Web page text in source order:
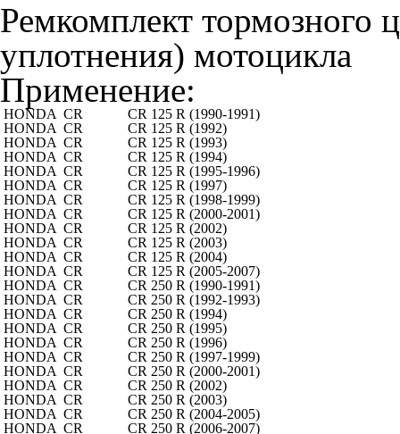
Ремкомплект тормозного
уплотнения) мотоцикла
Применение:
HONDA CR
CR 125 R (1990-1991)
HONDA CR
CR 125 R (1992)
HONDA CR
CR 125 R (1993)
HONDA CR
CR 125 R (1994)
HONDA CR
CR 125 R (1995-1996)
HONDA CR
CR 125 R (1997)
HONDA CR
CR 125 R (1998-1999)
HONDA CR
CR 125 R (2000-2001)
HONDA CR
CR 125 R (2002)
HONDA CR
CR 125 R (2003)
HONDA CR
CR 125 R (2004)
HONDA CR
CR 125 R (2005-2007)
HONDA CR
CR 250 R (1990-1991)
HONDA CR
CR 250 R (1992-1993)
HONDA CR
CR 250 R (1994)
HONDA CR
CR 250 R (1995)
HONDA CR
CR 250 R (1996)
HONDA CR
CR 250 R (1997-1999)
HONDA CR
CR 250 R (2000-2001)
HONDA CR
CR 250 R (2002)
HONDA CR
CR 250 R (2003)
HONDA CR
CR 250 R (2004-2005)
HONDA CR
CR 250 R (2006-2007)